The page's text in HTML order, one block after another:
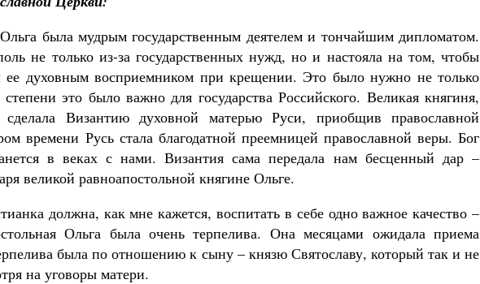
была мудрым государственным деятелем и тончайшим дипломатом.
не только из-за государственных нужд, но и настояла на том, чтобы
ее духовным восприемником при крещении. Это было нужно не только
это было важно для государства Российского. Великая княгиня,
сделала Византию духовной матерью Руси, приобщив православной
времени Русь стала благодатной преемницей православной веры. Бог
в веках с нами. Византия сама передала нам бесценный дар –
великой равноапостольной княгине Ольге.
должна, как мне кажется, воспитать в себе одно важное качество –
Ольга была очень терпелива. Она месяцами ожидала приема
была по отношению к сыну – князю Святославу, который так и не
на уговоры матери.